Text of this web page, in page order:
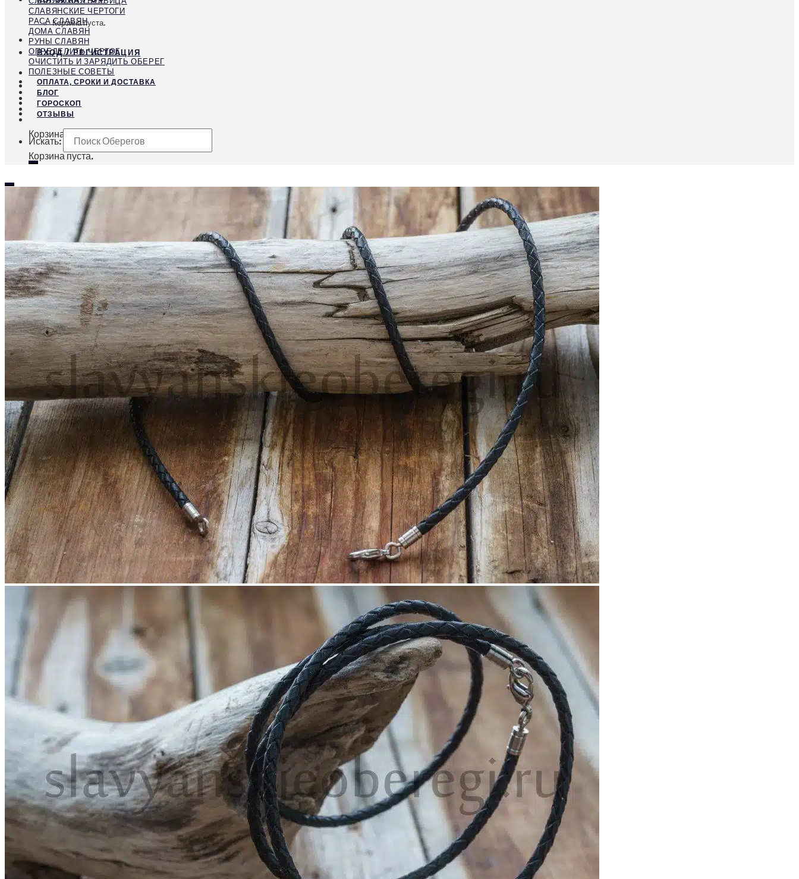
Корзина пуста.
ВХОД / РЕГИСТРАЦИЯ
Корзина
Корзина пуста.
СЛАВЯНСКИЕ ЧЕРТОГИ
РАСА СЛАВЯН
ДОМА СЛАВЯН
РУНЫ СЛАВЯН
ОПРЕДЕЛИТЬ ЧЕРТОГ
ОЧИСТИТЬ И ЗАРЯДИТЬ ОБЕРЕГ
ПОЛЕЗНЫЕ СОВЕТЫ
ОПЛАТА, СРОКИ И ДОСТАВКА
БЛОГ
ГОРОСКОП
ОТЗЫВЫ
Искать: